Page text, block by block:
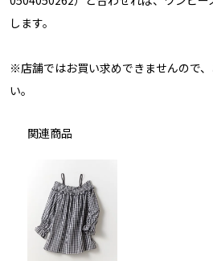
します。
※店舗ではお買い求めできませんので
い。
関連商品